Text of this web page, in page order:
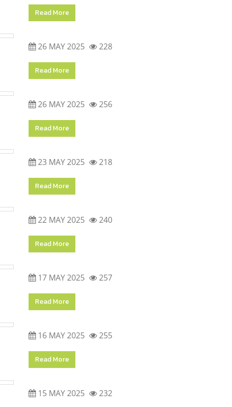
Read More
26 MAY 2025 228
Read More
26 MAY 2025 256
Read More
23 MAY 2025 218
Read More
22 MAY 2025 240
Read More
17 MAY 2025 257
Read More
16 MAY 2025 255
Read More
15 MAY 2025 232